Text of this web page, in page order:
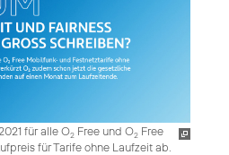
für alle O2Free und O2Free
für Tarife ohne Laufzeit ab.